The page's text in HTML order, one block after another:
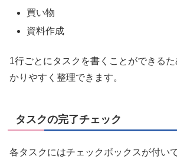
買い物
資料作成
1行ごとにタスクを書くことができる
かりやすく整理できます。
タスクの完了チェック
各タスクにはチェックボックスが付い